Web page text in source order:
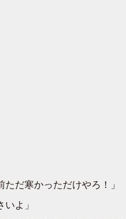
だ寒かっただけやろ！」
よ」